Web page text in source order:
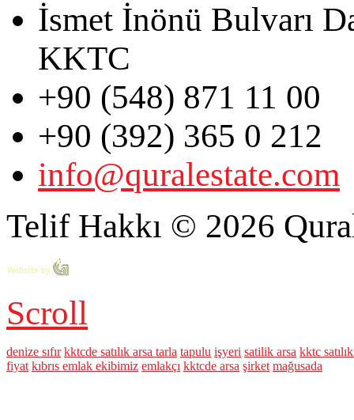
İsmet İnönü Bulvarı
KKTC
+90 (548) 871 11 00
+90 (392) 365 0 212
info@quralestate.com
Telif Hakkı © 2026
Scroll
denize sıfır kktcde satılık arsa tarla tapulu işyeri satilik arsa kktc
fiyat kıbrıs emlak ekibimiz emlakçı kktcde arsa şirket mağusada